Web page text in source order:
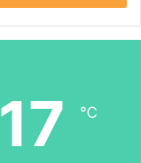
17 ℃